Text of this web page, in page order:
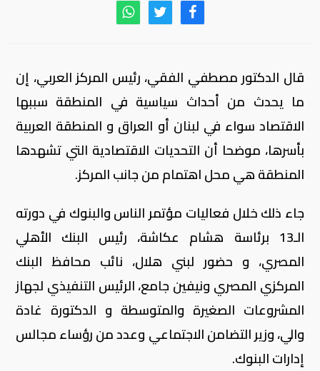
قال الدكتور مصطفي الفقي، رئيس المركز العربي، إن
ما يحدث من أحداث سياسية في المنطقة سببها
الاقتصاد سواء في لبنان أو العراق و المنطقة العربية
بأسرها، موضحا أن التحديات الاقتصادية التي تشهدها
المنطقة هي محل اهتمام من جانب المركز.
جاء ذلك خلال فعاليات مؤتمر الناس والبنوك في دورته
الـ13 برئاسة هشام عكاشة، رئيس البنك الأهلي
المصري، و حضور لبني هلال، نائب محافظ البنك
المركزي المصري ونيفين جامع، الرئيس التنفيذي لجهاز
المشروعات الصغيرة والمتوسطة و الدكتورة غادة
والي، وزير التضامن الاجتماعي وعدد من رؤساء مجالس
إدارات البنوك.